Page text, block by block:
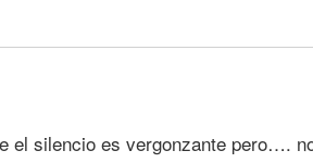
silencio es vergonzante pero…. no